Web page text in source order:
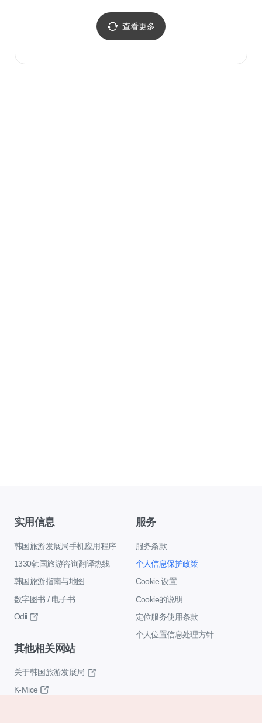
查看更多
实用信息
韩国旅游发展局手机应用程序
1330韩国旅游咨询翻译热线
韩国旅游指南与地图
数字图书 / 电子书
Odii
服务
服务条款
个人信息保护政策
Cookie 设置
Cookie的说明
定位服务使用条款
个人位置信息处理方针
其他相关网站
关于韩国旅游发展局
K-Mice